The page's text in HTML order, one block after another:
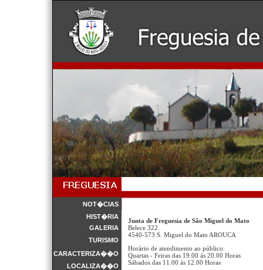
NOT�CIAS
HIST�RIA
GALERIA
TURISMO
CARACTERIZA��O
LOCALIZA��O
Junta de Freguesia de São Miguel do Mato
Belece 322
4540-573 S. Miguel do Mato AROUCA
Horário de atendimento ao público:
Quartas - Feiras das 19.00 ás 20.00 Horas
Sábados das 11.00 ás 12.00 Horas